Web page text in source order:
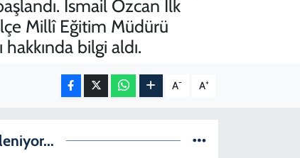
İsmail Özcan İlk
Millî Eğitim Müdürü
bilgi aldı.
A- A+